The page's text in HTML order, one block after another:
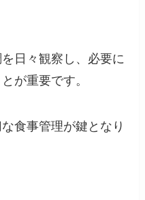
日々観察し、必要に
が重要です。
食事管理が鍵となり